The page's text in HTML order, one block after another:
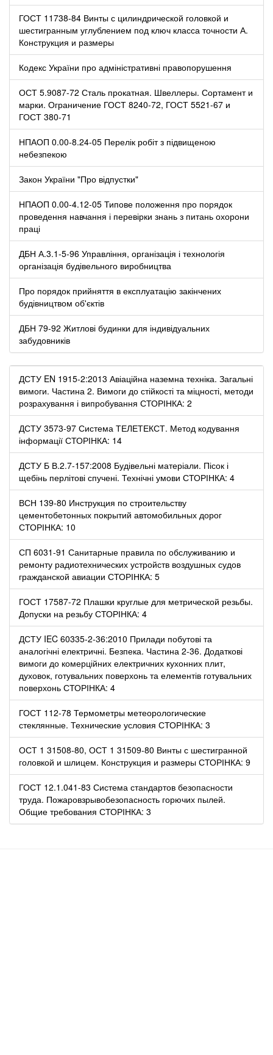
ГОСТ 11738-84 Винты с цилиндрической головкой и
шестигранным углублением под ключ класса точности А.
Конструкция и размеры
Кодекс України про адміністративні правопорушення
ОСТ 5.9087-72 Сталь прокатная. Швеллеры. Сортамент и
марки. Ограничение ГОСТ 8240-72, ГОСТ 5521-67 и
ГОСТ 380-71
НПАОП 0.00-8.24-05 Перелік робіт з підвищеною
небезпекою
Закон України "Про відпустки"
НПАОП 0.00-4.12-05 Типове положення про порядок
проведення навчання і перевірки знань з питань охорони
праці
ДБН А.3.1-5-96 Управління, організація і технологія
організація будівельного виробництва
Про порядок прийняття в експлуатацію закінчених
будівництвом об'єктів
ДБН 79-92 Житлові будинки для індивідуальних
забудовників
ДСТУ EN 1915-2:2013 Авіаційна наземна техніка. Загальні
вимоги. Частина 2. Вимоги до стійкості та міцності, методи
розрахування і випробування СТОРІНКА: 2
ДСТУ 3573-97 Система ТЕЛЕТЕКСТ. Метод кодування
інформації СТОРІНКА: 14
ДСТУ Б В.2.7-157:2008 Будівельні матеріали. Пісок і
щебінь перлітові спучені. Технічні умови СТОРІНКА: 4
ВСН 139-80 Инструкция по строительству
цементобетонных покрытий автомобильных дорог
СТОРІНКА: 10
СП 6031-91 Санитарные правила по обслуживанию и
ремонту радиотехнических устройств воздушных судов
гражданской авиации СТОРІНКА: 5
ГОСТ 17587-72 Плашки круглые для метрической резьбы.
Допуски на резьбу СТОРІНКА: 4
ДСТУ IEC 60335-2-36:2010 Прилади побутові та
аналогічні електричні. Безпека. Частина 2-36. Додаткові
вимоги до комерційних електричних кухонних плит,
духовок, готувальних поверхонь та елементів готувальних
поверхонь СТОРІНКА: 4
ГОСТ 112-78 Термометры метеорологические
стеклянные. Технические условия СТОРІНКА: 3
ОСТ 1 31508-80, ОСТ 1 31509-80 Винты с шестигранной
головкой и шлицем. Конструкция и размеры СТОРІНКА: 9
ГОСТ 12.1.041-83 Система стандартов безопасности
труда. Пожаровзрывобезопасность горючих пылей.
Общие требования СТОРІНКА: 3